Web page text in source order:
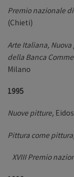
Premio nazionale
(Chieti)
Arte Italiana,
della Banca
Milano
1995
Nuove pitture,
Pittura come pittura,
XVIII Premio